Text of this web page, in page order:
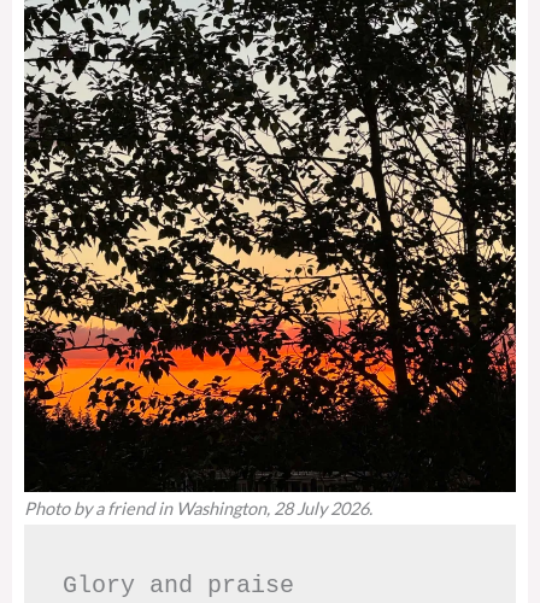
Photo by a friend in Washington, 28 July 2026.
Glory and praise